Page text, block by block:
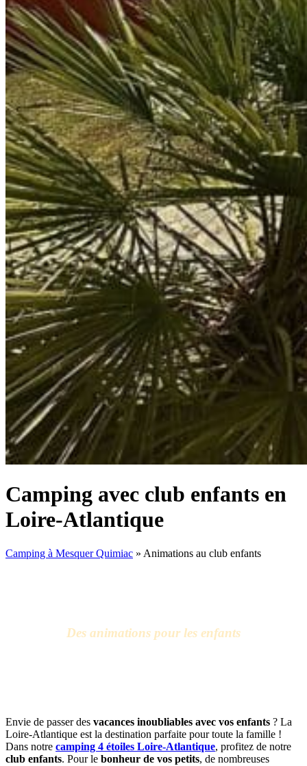
Camping avec club enfants en
Loire-Atlantique
Camping à Mesquer Quimiac » Animations au club enfants
Des animations pour les enfants
Envie de passer des vacances inoubliables avec vos enfants ? La
Loire-Atlantique est la destination parfaite pour toute la famille !
Dans notre camping 4 étoiles Loire-Atlantique, profitez de notre
club enfants. Pour le bonheur de vos petits, de nombreuses